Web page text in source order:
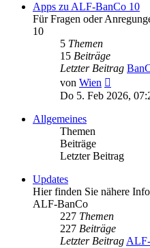
Apps zu ALF-BanCo 10
Für Fragen oder
10
5 Themen
15 Beiträge
Letzter Beitrag
von Wien
Beitrag
Do 5. Feb 2026,
Allgemeines
Themen
Beiträge
Letzter Beitrag
Updates
Hier finden Sie nähere
ALF-BanCo
227 Themen
227 Beiträge
Letzter Beitrag